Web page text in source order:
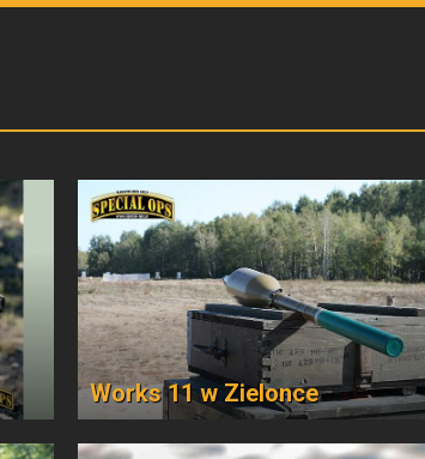
Works 11 w Zielonce